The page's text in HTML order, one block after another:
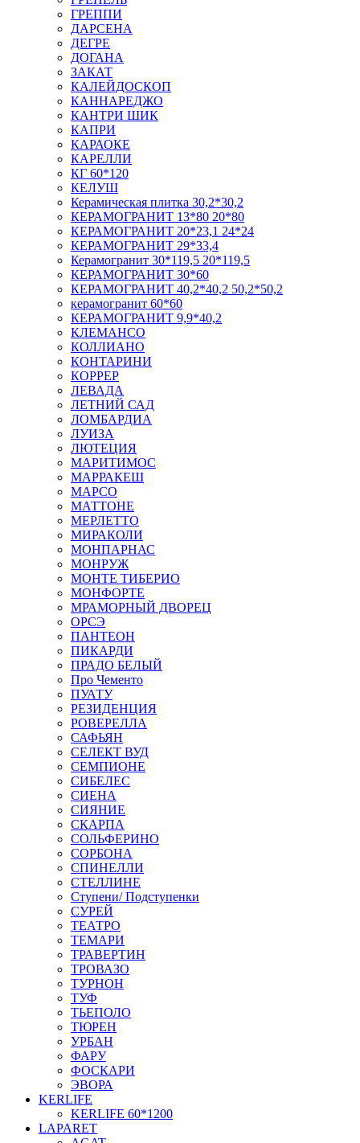
ГРЕППИ
ДАРСЕНА
ДЕГРЕ
ДОГАНА
ЗАКАТ
КАЛЕЙДОСКОП
КАННАРЕДЖО
КАНТРИ ШИК
КАПРИ
КАРАОКЕ
КАРЕЛЛИ
КГ 60*120
КЕЛУШ
Керамическая плитка 30,2*30,2
КЕРАМОГРАНИТ 13*80 20*80
КЕРАМОГРАНИТ 20*23,1 24*24
КЕРАМОГРАНИТ 29*33,4
Керамогранит 30*119,5 20*119,5
КЕРАМОГРАНИТ 30*60
КЕРАМОГРАНИТ 40,2*40,2 50,2*50,2
керамогранит 60*60
КЕРАМОГРАНИТ 9,9*40,2
КЛЕМАНСО
КОЛЛИАНО
КОНТАРИНИ
КОРРЕР
ЛЕВАДА
ЛЕТНИЙ САД
ЛОМБАРДИА
ЛУИЗА
ЛЮТЕЦИЯ
МАРИТИМОС
МАРРАКЕШ
МАРСО
МАТТОНЕ
МЕРЛЕТТО
МИРАКОЛИ
МОНПАРНАС
МОНРУЖ
МОНТЕ ТИБЕРИО
МОНФОРТЕ
МРАМОРНЫЙ ДВОРЕЦ
ОРСЭ
ПАНТЕОН
ПИКАРДИ
ПРАДО БЕЛЫЙ
Про Чементо
ПУАТУ
РЕЗИДЕНЦИЯ
РОВЕРЕЛЛА
САФЬЯН
СЕЛЕКТ ВУД
СЕМПИОНЕ
СИБЕЛЕС
СИЕНА
СИЯНИЕ
СКАРПА
СОЛЬФЕРИНО
СОРБОНА
СПИНЕЛЛИ
СТЕЛЛИНЕ
Ступени/ Подступенки
СУРЕЙ
ТЕАТРО
ТЕМАРИ
ТРАВЕРТИН
ТРОВАЗО
ТУРНОН
ТУФ
ТЬЕПОЛО
ТЮРЕН
УРБАН
ФАРУ
ФОСКАРИ
ЭВОРА
KERLIFE
KERLIFE 60*1200
LAPARET